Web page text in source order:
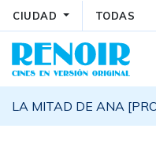
CIUDAD TODAS
LA MITAD DE ANA